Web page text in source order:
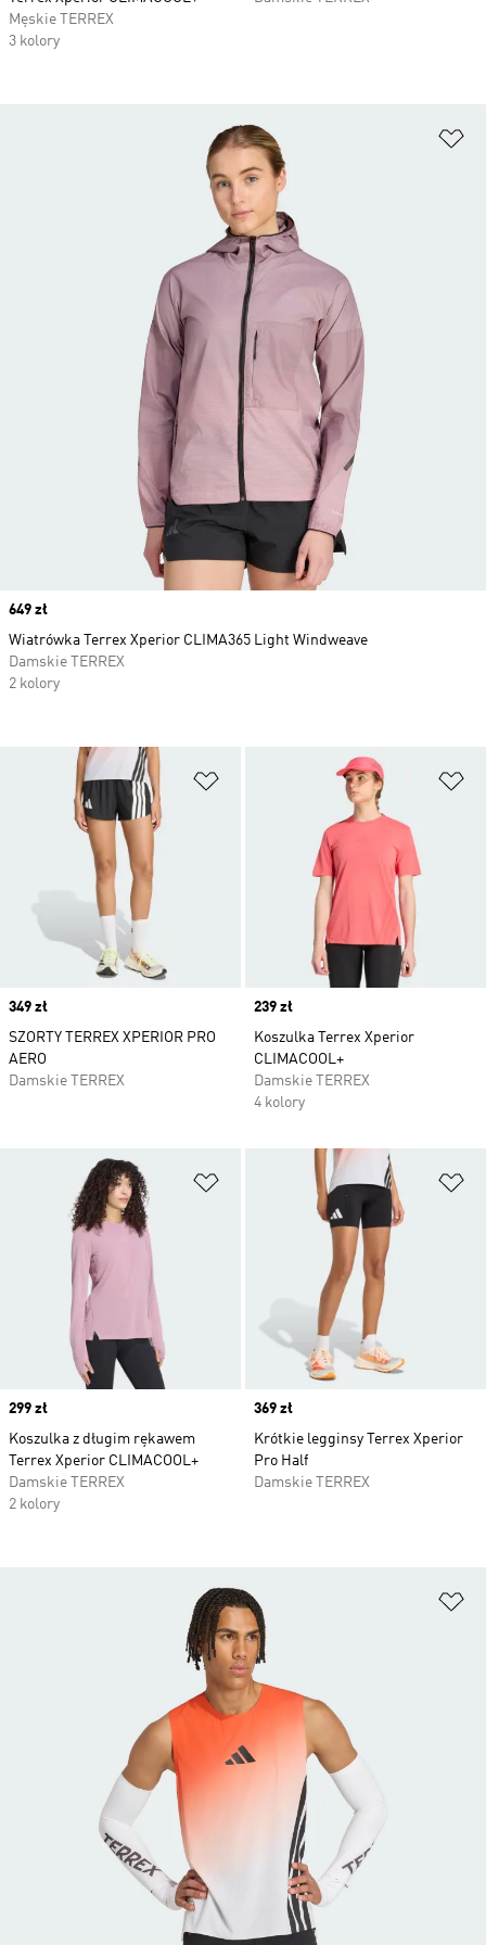
Męskie TERREX
3 kolory
Dodaj do listy życzeń
Price
349 zł
SZORTY TERREX XPERIOR PRO
AERO
Damskie TERREX
Price
239 zł
Koszulka Terrex Xperior
CLIMACOOL+
Damskie TERREX
4 kolory
Dodaj do listy życzeń
Price
299 zł
Koszulka z długim rękawem
Terrex Xperior CLIMACOOL+
Damskie TERREX
2 kolory
Price
369 zł
Krótkie legginsy Terrex Xperior
Pro Half
Damskie TERREX
Price
649 zł
Wiatrówka Terrex Xperior CLIMA365 Light Windweave
Damskie TERREX
2 kolory